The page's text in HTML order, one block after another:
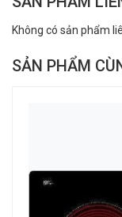
Không có sản phẩm
SẢN PHẨM